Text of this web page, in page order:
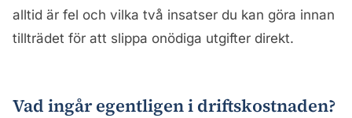
alltid är fel och vilka två insatser du kan göra innan
tillträdet för att slippa onödiga utgifter direkt.
Vad ingår egentligen i driftskostnaden?